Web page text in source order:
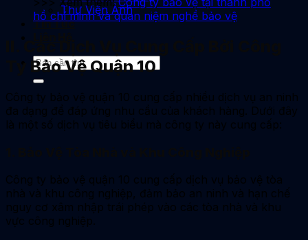
Thư Viện Ảnh
Tin Tức
hồ chí minh và quan niệm nghề bảo vệ
II. Các Dịch Vụ Cung Cấp Bởi Công
Ty Bảo Vệ Quận 10
Công ty bảo vệ quận 10 cung cấp nhiều dịch vụ an ninh
đa dạng để đáp ứng nhu cầu của khách hàng. Dưới đây
là một số dịch vụ tiêu biểu mà công ty này cung cấp:
Công ty bảo vệ quận 10 cung cấp dịch vụ bảo vệ tòa
nhà và khu công nghiệp, đảm bảo an ninh và hạn chế
nguy cơ xâm nhập trái phép vào các tòa nhà và khu
vực công nghiệp.